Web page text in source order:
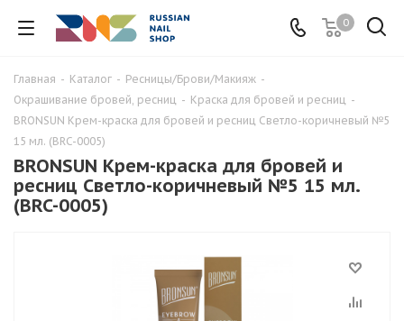
0
Главная - Каталог - Ресницы/Брови/Макияж -
Окрашивание бровей, ресниц - Краска для бровей и ресниц -
BRONSUN Крем-краска для бровей и ресниц Светло-коричневый №5
15 мл. (BRC-0005)
BRONSUN Крем-краска для бровей и
ресниц Светло-коричневый №5 15 мл.
(BRC-0005)